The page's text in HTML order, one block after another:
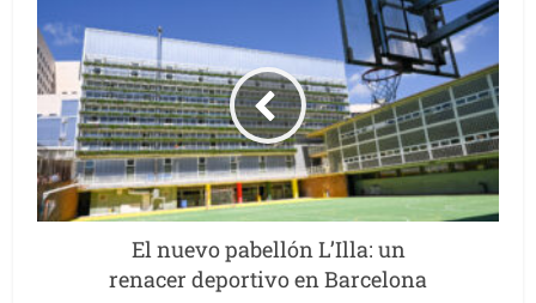
El nuevo pabellón L’Illa: un
renacer deportivo en Barcelona